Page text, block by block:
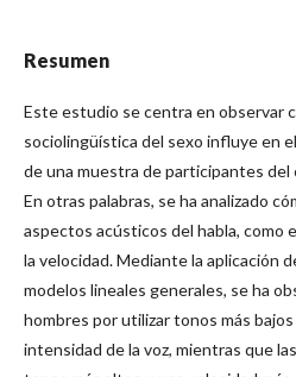
Resumen
Este estudio se centra en observar
sociolingüística del sexo influye en
de una muestra de participantes del
En otras palabras, se ha analizado
aspectos acústicos del habla, como
la velocidad. Mediante la aplicación
modelos lineales generales, se ha
hombres por utilizar tonos más
intensidad de la voz, mientras que